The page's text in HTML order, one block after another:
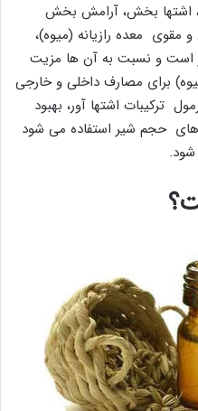
اشتها بخش، آرامش بخش
مقوی معده رازیانه (میوه)،
تر است و نسبت به آن ها مزیت
برای مصارف داخلی و خارجی
ترکیبات اشتها آور، بهبود
حجم شیر استفاده می شود
شود.